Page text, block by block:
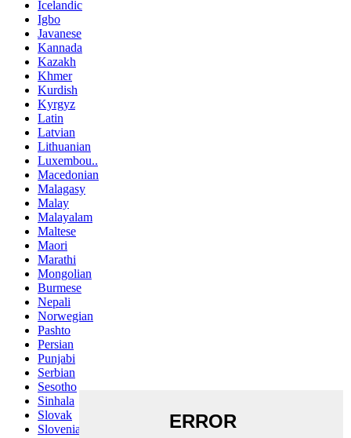
Icelandic
Igbo
Javanese
Kannada
Kazakh
Khmer
Kurdish
Kyrgyz
Latin
Latvian
Lithuanian
Luxembou..
Macedonian
Malagasy
Malay
Malayalam
Maltese
Maori
Marathi
Mongolian
Burmese
Nepali
Norwegian
Pashto
Persian
Punjabi
Serbian
Sesotho
Sinhala
Slovak
Slovenian